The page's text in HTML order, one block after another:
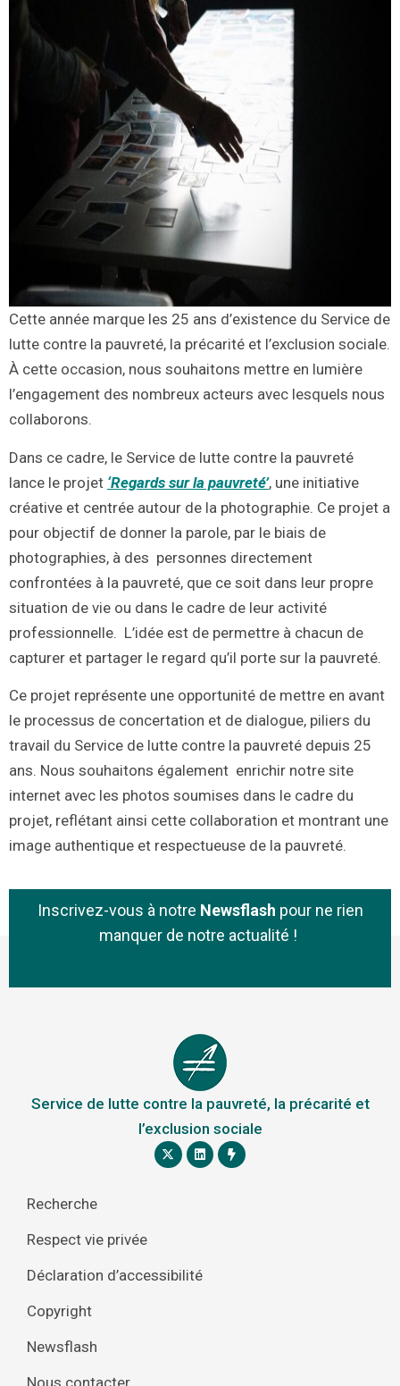
Cette année marque les 25 ans d’existence du Service de
lutte contre la pauvreté, la précarité et l’exclusion sociale.
À cette occasion, nous souhaitons mettre en lumière
l’engagement des nombreux acteurs avec lesquels nous
collaborons.
Dans ce cadre, le Service de lutte contre la pauvreté
lance le projet ‘Regards sur la pauvreté’, une initiative
créative et centrée autour de la photographie. Ce projet a
pour objectif de donner la parole, par le biais de
photographies, à des personnes directement
confrontées à la pauvreté, que ce soit dans leur propre
situation de vie ou dans le cadre de leur activité
professionnelle. L’idée est de permettre à chacun de
capturer et partager le regard qu’il porte sur la pauvreté.
Ce projet représente une opportunité de mettre en avant
le processus de concertation et de dialogue, piliers du
travail du Service de lutte contre la pauvreté depuis 25
ans. Nous souhaitons également enrichir notre site
internet avec les photos soumises dans le cadre du
projet, reflétant ainsi cette collaboration et montrant une
image authentique et respectueuse de la pauvreté.
Inscrivez-vous à notre Newsflash pour ne rien
manquer de notre actualité !
Service de lutte contre la pauvreté, la précarité et
l’exclusion sociale
Recherche
Respect vie privée
Déclaration d’accessibilité
Copyright
Newsflash